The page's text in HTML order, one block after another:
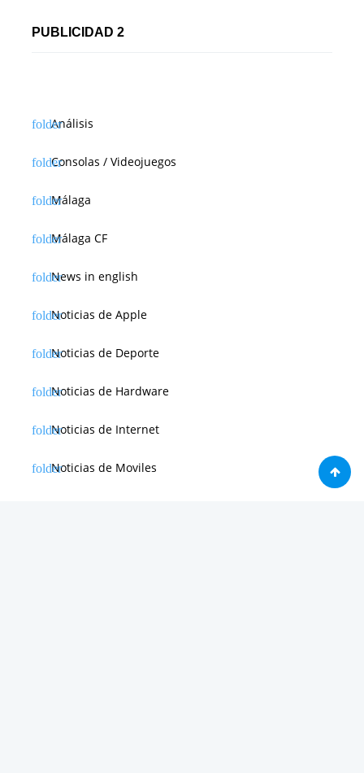
PUBLICIDAD 2
Análisis
Consolas / Videojuegos
Málaga
Málaga CF
News in english
Noticias de Apple
Noticias de Deporte
Noticias de Hardware
Noticias de Internet
Noticias de Moviles